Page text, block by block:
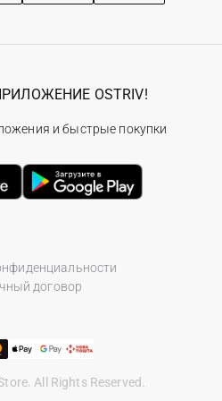
договор
All Rights Reserved.
OSTRIV!
и быстрые покупки